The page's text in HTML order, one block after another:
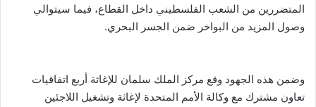
المتضررين من الشعب الفلسطيني داخل القطاع، فيما سيتوالي
وصول المزيد من البواخر ضمن الجسر البحري.
وضمن هذه الجهود وقع مركز الملك سلمان للإغاثة أربع اتفاقيات
تعاون مشترك مع وكالة الأمم المتحدة لإغاثة وتشغيل اللاجئين